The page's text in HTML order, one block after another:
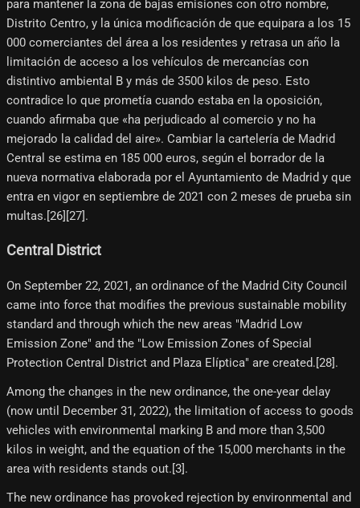
para mantener la zona de bajas emisiones con otro nombre,
Distrito Centro, y la única modificación de que equipara a los 15
000 comerciantes del área a los residentes y retrasa un año la
limitación de acceso a los vehículos de mercancías con
distintivo ambiental B y más de 3500 kilos de peso. Esto
contradice lo que prometía cuando estaba en la oposición,
cuando afirmaba que «ha perjudicado al comercio y no ha
mejorado la calidad del aire». Cambiar la cartelería de Madrid
Central se estima en 185 000 euros, según el borrador de la
nueva normativa elaborada por el Ayuntamiento de Madrid y que
entra en vigor en septiembre de 2021 con 2 meses de prueba sin
multas.[26]​[27]​.
Central District
On September 22, 2021, an ordinance of the Madrid City Council
came into force that modifies the previous sustainable mobility
standard and through which the new areas "Madrid Low
Emission Zone" and the "Low Emission Zones of Special
Protection Central District and Plaza Elíptica" are created.[28]​.
Among the changes in the new ordinance, the one-year delay
(now until December 31, 2022), the limitation of access to goods
vehicles with environmental marking B and more than 3,500
kilos in weight, and the equation of the 15,000 merchants in the
area with residents stands out.[3]​.
The new ordinance has provoked rejection by environmental and